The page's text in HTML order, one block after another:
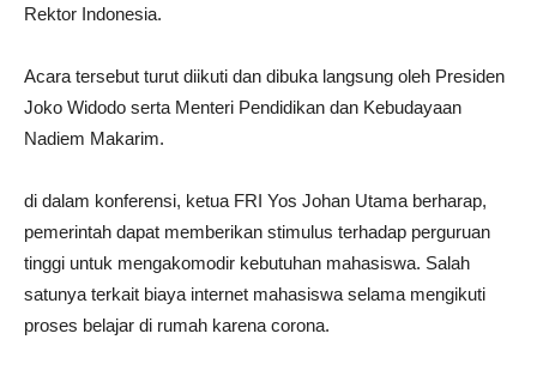
Rektor Indonesia.
Acara tersebut turut diikuti dan dibuka langsung oleh Presiden
Joko Widodo serta Menteri Pendidikan dan Kebudayaan
Nadiem Makarim.
di dalam konferensi, ketua FRI Yos Johan Utama berharap,
pemerintah dapat memberikan stimulus terhadap perguruan
tinggi untuk mengakomodir kebutuhan mahasiswa. Salah
satunya terkait biaya internet mahasiswa selama mengikuti
proses belajar di rumah karena corona.